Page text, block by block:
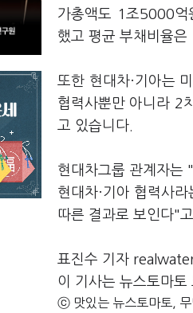
가총액도 1조5000억
했고 평균 부채비율
또한 현대차·기아는
협력사뿐만 아니라 2
고 있습니다.
현대차그룹 관계자는
현대차·기아 협력사
따른 결과로 보인다"
표진수 기자
이 기사는 뉴스토마토
ⓒ 맛있는 뉴스토마토, 무